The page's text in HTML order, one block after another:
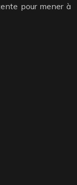
pour mener à